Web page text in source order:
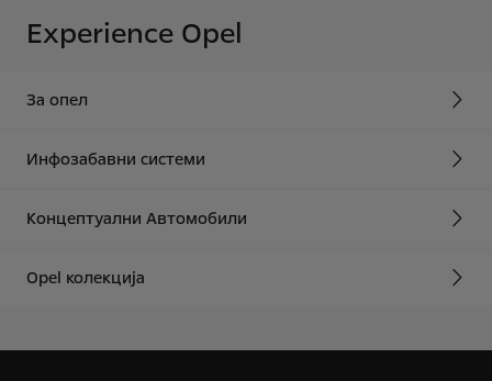
Experience Opel
За опел
Инфозабавни системи
Концептуални Автомобили
Opel колекција